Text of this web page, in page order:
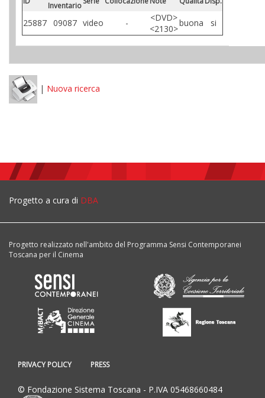
Inventario
25887 09087 video -
<DVD>
<2130>
buona si
| Nuova ricerca
Progetto a cura di DBA
Progetto realizzato nell'ambito del Programma Sensi Contemporanei
Toscana per il Cinema
PRIVACY POLICY PRESS
© Fondazione Sistema Toscana - P.IVA 05468660484